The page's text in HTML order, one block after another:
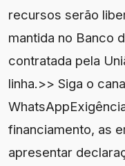
recursos serão
mantida no Banco
contratada pela
linha.>> Siga o
financiamento, as
apresentar